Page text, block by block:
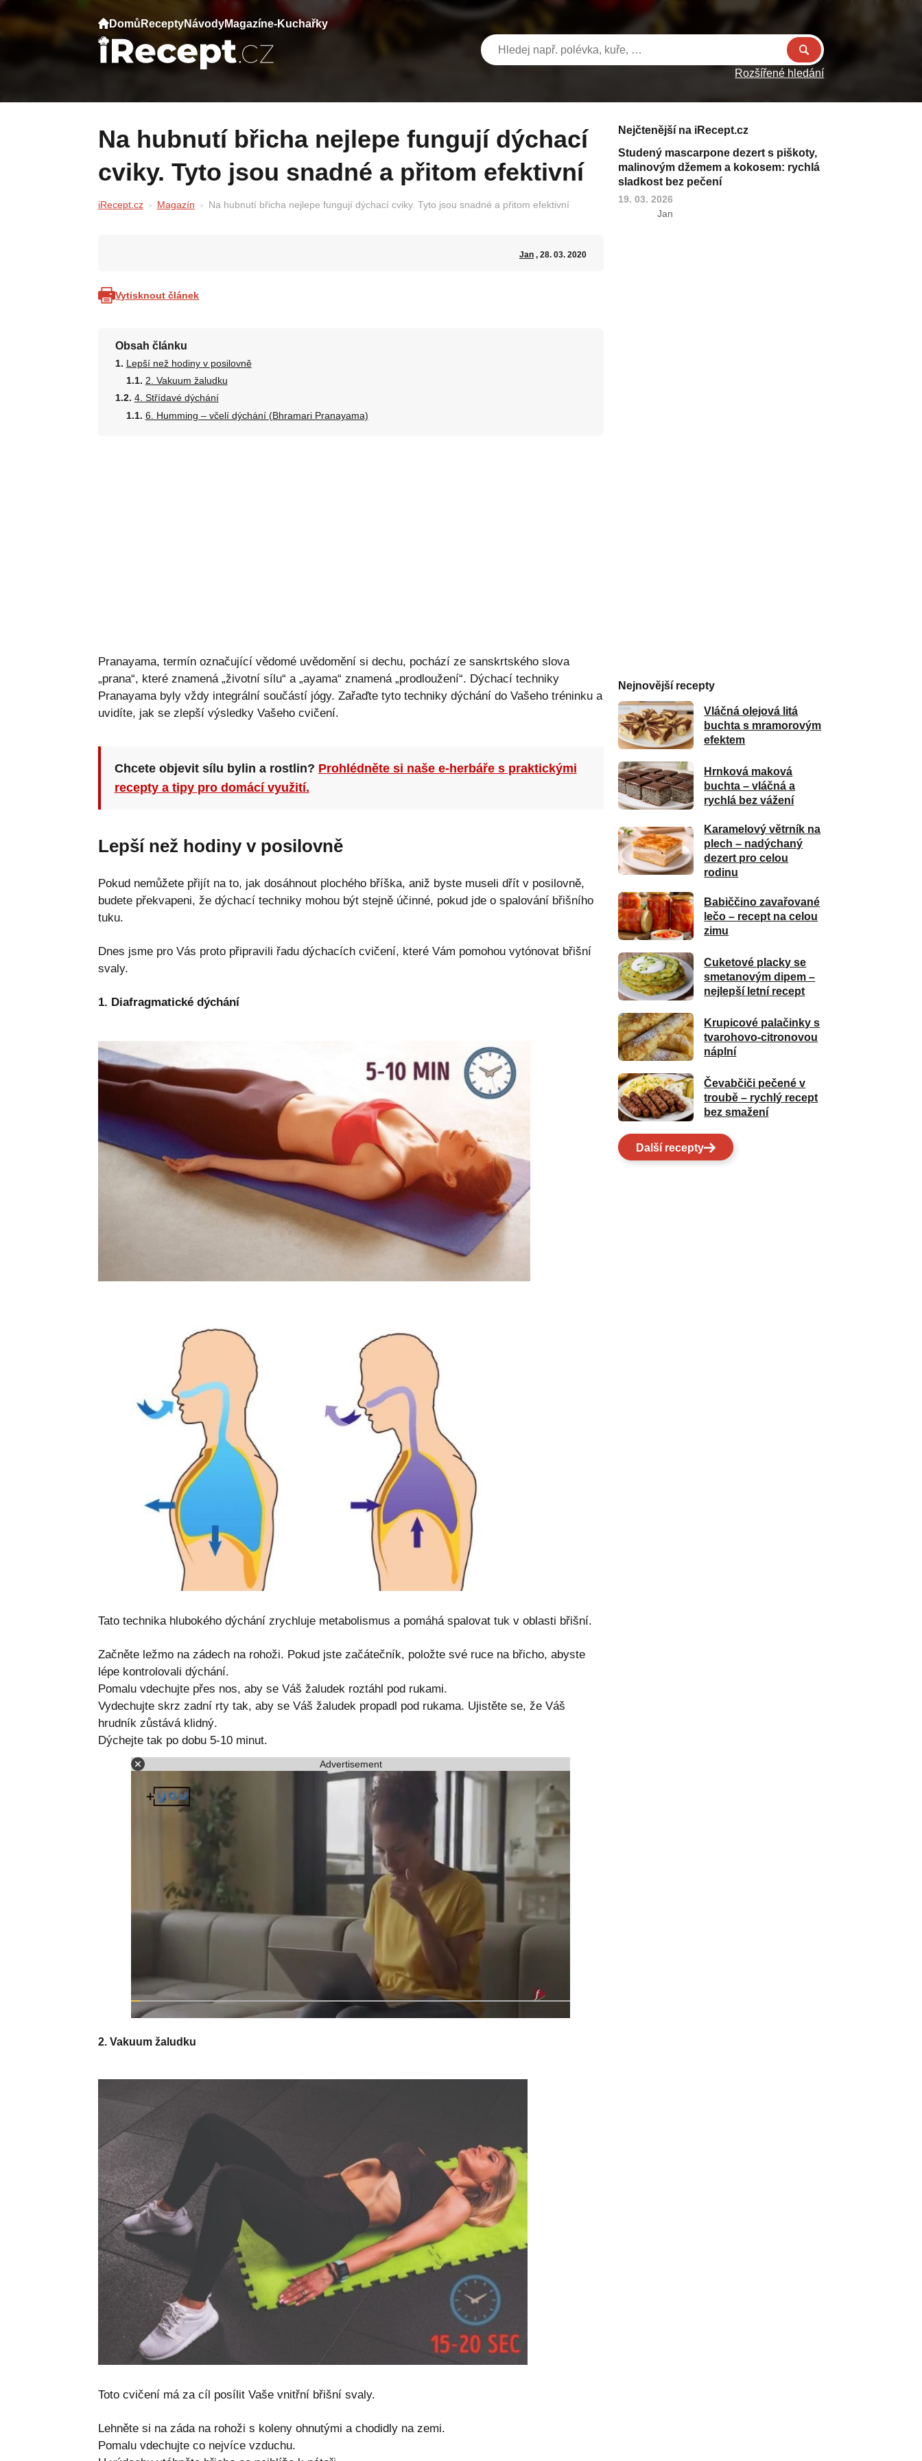
Domů ReceptyNávodyMagazíne-Kuchařky
Rozšířené hledání
Na hubnutí břicha nejlepe fungují dýchací
cviky. Tyto jsou snadné a přitom efektivní
iRecept.cz Magazín Na hubnutí břicha nejlepe fungují dýchací cviky. Tyto jsou snadné a přitom efektivní
Jan, 28. 03. 2020
Vytisknout článek
Obsah článku
Lepší než hodiny v posilovně
2. Vakuum žaludku
4. Střídavé dýchání
6. Humming – včelí dýchání (Bhramari Pranayama)
Pranayama, termín označující vědomé uvědomění si dechu, pochází ze sanskrtského slova
„prana“, které znamená „životní sílu“ a „ayama“ znamená „prodloužení“. Dýchací techniky
Pranayama byly vždy integrální součástí jógy. Zařaďte tyto techniky dýchání do Vašeho tréninku a
uvidíte, jak se zlepší výsledky Vašeho cvičení.
Chcete objevit sílu bylin a rostlin? Prohlédněte si naše e-herbáře s praktickými
recepty a tipy pro domácí využití.
Lepší než hodiny v posilovně
Pokud nemůžete přijít na to, jak dosáhnout plochého bříška, aniž byste museli dřít v posilovně,
budete překvapeni, že dýchací techniky mohou být stejně účinné, pokud jde o spalování břišního
tuku.
Dnes jsme pro Vás proto připravili řadu dýchacích cvičení, které Vám pomohou vytónovat břišní
svaly.
1. Diafragmatické dýchání
Tato technika hlubokého dýchání zrychluje metabolismus a pomáhá spalovat tuk v oblasti břišní.
Začněte ležmo na zádech na rohoži. Pokud jste začátečník, položte své ruce na břicho, abyste
lépe kontrolovali dýchání.
Pomalu vdechujte přes nos, aby se Váš žaludek roztáhl pod rukami.
Vydechujte skrz zadní rty tak, aby se Váš žaludek propadl pod rukama. Ujistěte se, že Váš
hrudník zůstává klidný.
Dýchejte tak po dobu 5-10 minut.
Advertisement
2. Vakuum žaludku
Toto cvičení má za cíl posílit Vaše vnitřní břišní svaly.
Lehněte si na záda na rohoži s koleny ohnutými a chodidly na zemi.
Pomalu vdechujte co nejvíce vzduchu.
Nejčtenější na iRecept.cz
Studený mascarpone dezert s piškoty,
malinovým džemem a kokosem: rychlá
sladkost bez pečení
19. 03. 2026
Jan
Nejnovější recepty
Vláčná olejová litá
buchta s mramorovým
efektem
Hrnková maková
buchta – vláčná a
rychlá bez vážení
Karamelový větrník na
plech – nadýchaný
dezert pro celou
rodinu
Babiččino zavařované
lečo – recept na celou
zimu
Cuketové placky se
smetanovým dipem –
nejlepší letní recept
Krupicové palačinky s
tvarohovo-citronovou
náplní
Čevabčiči pečené v
troubě – rychlý recept
bez smažení
Další recepty